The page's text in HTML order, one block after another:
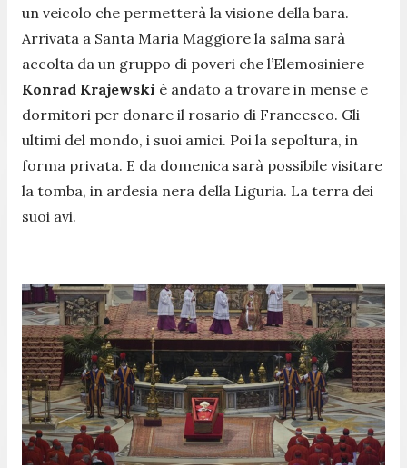
un veicolo che permetterà la visione della bara.
Arrivata a Santa Maria Maggiore la salma sarà
accolta da un gruppo di poveri che l’Elemosiniere
Konrad Krajewski è andato a trovare in mense e
dormitori per donare il rosario di Francesco. Gli
ultimi del mondo, i suoi amici. Poi la sepoltura, in
forma privata. E da domenica sarà possibile visitare
la tomba, in ardesia nera della Liguria. La terra dei
suoi avi.